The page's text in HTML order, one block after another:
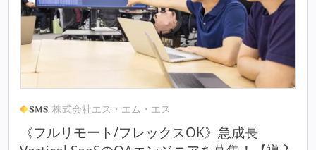
株式会社エス・エム・エス
《フルリモート/フレックスOK》急成長